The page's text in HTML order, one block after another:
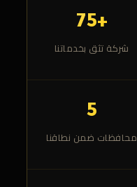
+75
شركة تثق بخدماتنا
5
محافظات ضمن نطاقنا